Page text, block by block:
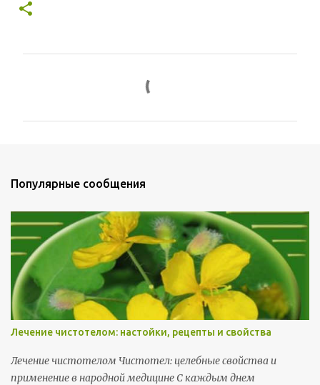
а
р
и
и
Популярные сообщения
Лечение чистотелом: настойки, рецепты и свойства
Лечение чистотелом Чистотел: целебные свойства и
применение в народной медицине С каждым днем